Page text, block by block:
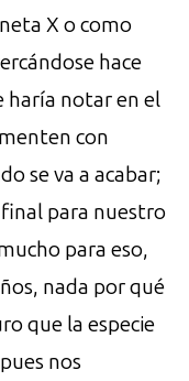
X o como
hace
haría notar en el
con
se va a acabar;
para nuestro
para eso,
nada por qué
que la especie
nos